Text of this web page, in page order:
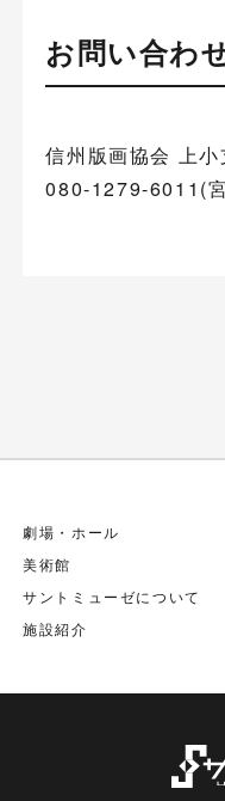
お問い合わ
信州版画協会 上小
080-1279-6011(
劇場・ホール
美術館
サントミューゼについて
施設紹介